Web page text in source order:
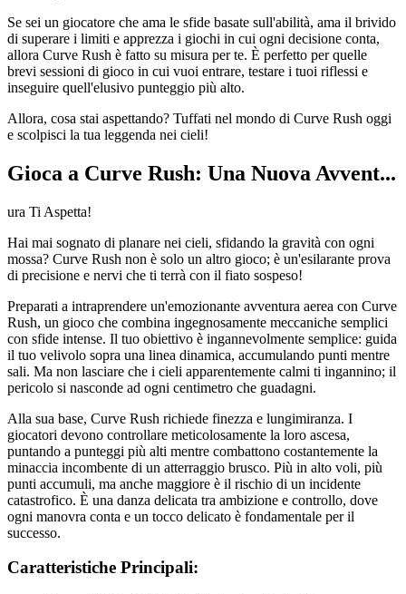
Se sei un giocatore che ama le sfide basate sull'abilità, ama il brivido
di superare i limiti e apprezza i giochi in cui ogni decisione conta,
allora Curve Rush è fatto su misura per te. È perfetto per quelle
brevi sessioni di gioco in cui vuoi entrare, testare i tuoi riflessi e
inseguire quell'elusivo punteggio più alto.
Allora, cosa stai aspettando? Tuffati nel mondo di Curve Rush oggi
e scolpisci la tua leggenda nei cieli!
Gioca a Curve Rush: Una Nuova Avvent...
ura Ti Aspetta!
Hai mai sognato di planare nei cieli, sfidando la gravità con ogni
mossa? Curve Rush non è solo un altro gioco; è un'esilarante prova
di precisione e nervi che ti terrà con il fiato sospeso!
Preparati a intraprendere un'emozionante avventura aerea con Curve
Rush, un gioco che combina ingegnosamente meccaniche semplici
con sfide intense. Il tuo obiettivo è ingannevolmente semplice: guida
il tuo velivolo sopra una linea dinamica, accumulando punti mentre
sali. Ma non lasciare che i cieli apparentemente calmi ti ingannino; il
pericolo si nasconde ad ogni centimetro che guadagni.
Alla sua base, Curve Rush richiede finezza e lungimiranza. I
giocatori devono controllare meticolosamente la loro ascesa,
puntando a punteggi più alti mentre combattono costantemente la
minaccia incombente di un atterraggio brusco. Più in alto voli, più
punti accumuli, ma anche maggiore è il rischio di un incidente
catastrofico. È una danza delicata tra ambizione e controllo, dove
ogni manovra conta e un tocco delicato è fondamentale per il
successo.
Caratteristiche Principali: